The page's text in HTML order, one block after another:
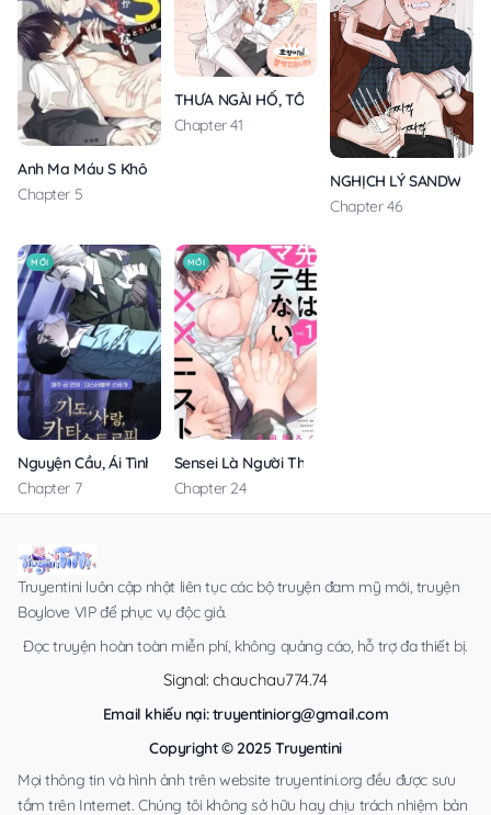
Anh Ma Máu S Không Cho Tôi Ngủ Yên
Chapter 5
THƯA NGÀI HỔ, TÔI ĐÃ ĂN RẤT NGON MIỆNG
Chapter 41
NGHỊCH LÝ SANDWICH
Chapter 46
MỚI
Nguyện Cầu, Ái Tình, Tai Ương
Chapter 7
MỚI
Sensei Là Người Thích Chơi Mông
Chapter 24
Truyentini luôn cập nhật liên tục các bộ truyện đam mỹ mới, truyện
Boylove VIP để phục vụ độc giả.
Đọc truyện hoàn toàn miễn phí, không quảng cáo, hỗ trợ đa thiết bị.
Signal: chauchau774.74
Email khiếu nại:truyentiniorg@gmail.com
Copyright © 2025 Truyentini
Mọi thông tin và hình ảnh trên website truyentini.org đều được sưu
tầm trên Internet. Chúng tôi không sở hữu hay chịu trách nhiệm bản